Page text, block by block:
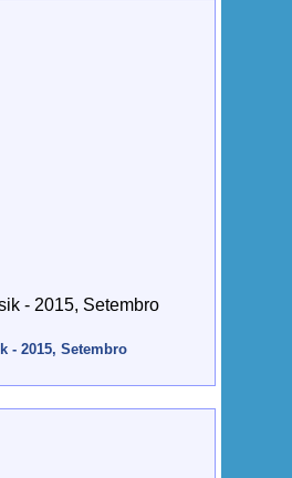
- 2015, Setembro